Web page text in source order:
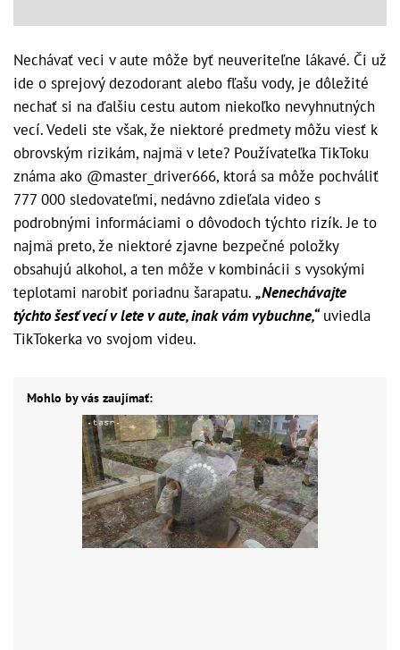
Nechávať veci v aute môže byť neuveriteľne lákavé. Či už
ide o sprejový dezodorant alebo fľašu vody, je dôležité
nechať si na ďalšiu cestu autom niekoľko nevyhnutných
vecí. Vedeli ste však, že niektoré predmety môžu viesť k
obrovským rizikám, najmä v lete? Používateľka TikToku
známa ako @master_driver666, ktorá sa môže pochváliť
777 000 sledovateľmi, nedávno zdieľala video s
podrobnými informáciami o dôvodoch týchto rizík. Je to
najmä preto, že niektoré zjavne bezpečné položky
obsahujú alkohol, a ten môže v kombinácii s vysokými
teplotami narobiť poriadnu šarapatu. „Nenechávajte
týchto šesť vecí v lete v aute, inak vám vybuchne,“uviedla
TikTokerka vo svojom videu.
Mohlo by vás zaujímať: